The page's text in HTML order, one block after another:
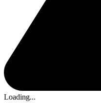
Loading...